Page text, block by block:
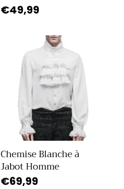
Prix
€49,99
Chemise Blanche à
Jabot Homme
Prix
€69,99